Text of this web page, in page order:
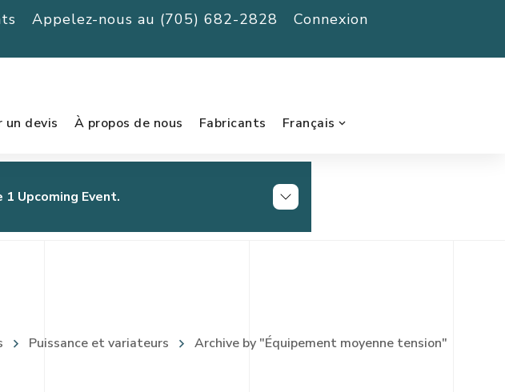
Appelez-nous au (705) 682-2828
Connexion
un devis À propos de nous Fabricants Français
1 Upcoming Event.
Puissance et variateurs Archive by "Équipement moyenne tension"